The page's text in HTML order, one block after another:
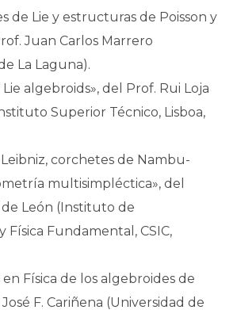
de Lie y estructuras de Poisson y
Juan Carlos Marrero
La Laguna).
algebroids», del Prof. Rui Loja
Superior Técnico, Lisboa,
corchetes de Nambu-
multisimpléctica», del
León (Instituto de
Física Fundamental, CSIC,
en Física de los algebroides de
F. Cariñena (Universidad de